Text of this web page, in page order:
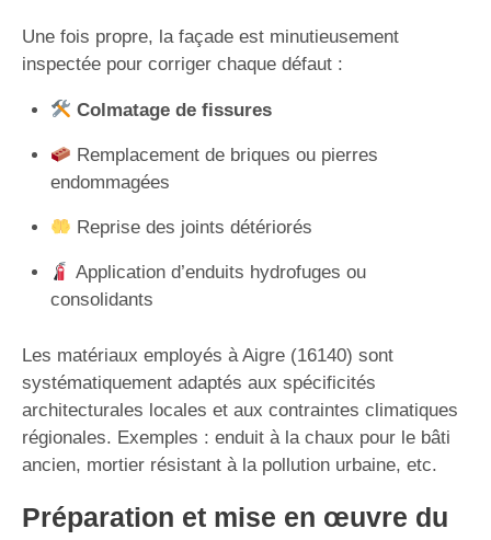
Une fois propre, la façade est minutieusement
inspectée pour corriger chaque défaut :
Colmatage de fissures
Remplacement de briques ou pierres
endommagées
Reprise des joints détériorés
Application d’enduits hydrofuges ou
consolidants
Les matériaux employés à Aigre (16140) sont
systématiquement adaptés aux spécificités
architecturales locales et aux contraintes climatiques
régionales. Exemples : enduit à la chaux pour le bâti
ancien, mortier résistant à la pollution urbaine, etc.
Préparation et mise en œuvre du